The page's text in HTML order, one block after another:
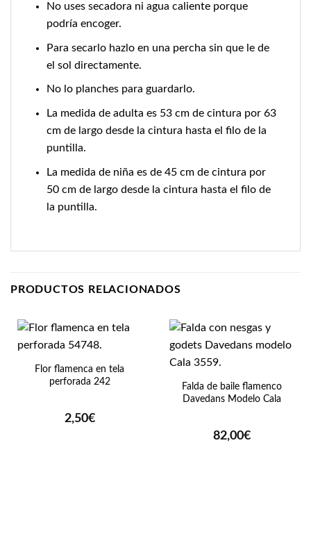
No uses secadora ni agua caliente porque
podría encoger.
Para secarlo hazlo en una percha sin que le de
el sol directamente.
No lo planches para guardarlo.
La medida de adulta es 53 cm de cintura por 63
cm de largo desde la cintura hasta el filo de la
puntilla.
La medida de niña es de 45 cm de cintura por
50 cm de largo desde la cintura hasta el filo de
la puntilla.
PRODUCTOS RELACIONADOS
Flor flamenca en tela
perforada 242
2,50€
Falda de baile flamenco
Davedans Modelo Cala
82,00€